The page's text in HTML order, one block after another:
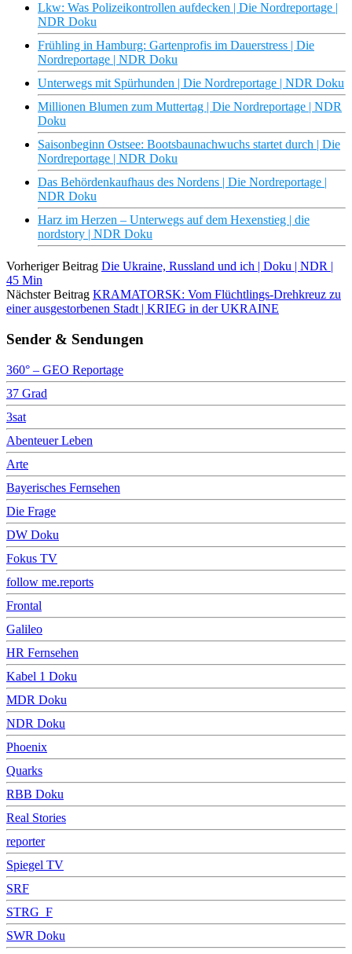
Lkw: Was Polizeikontrollen aufdecken | Die Nordreportage |
NDR Doku
Frühling in Hamburg: Gartenprofis im Dauerstress | Die
Nordreportage | NDR Doku
Unterwegs mit Spürhunden | Die Nordreportage | NDR Doku
Millionen Blumen zum Muttertag | Die Nordreportage | NDR
Doku
Saisonbeginn Ostsee: Bootsbaunachwuchs startet durch | Die
Nordreportage | NDR Doku
Das Behördenkaufhaus des Nordens | Die Nordreportage |
NDR Doku
Harz im Herzen – Unterwegs auf dem Hexenstieg | die
nordstory | NDR Doku
Vorheriger Beitrag Die Ukraine, Russland und ich | Doku | NDR |
45 Min
Nächster Beitrag KRAMATORSK: Vom Flüchtlings-Drehkreuz zu
einer ausgestorbenen Stadt | KRIEG in der UKRAINE
Sender & Sendungen
360° – GEO Reportage
37 Grad
3sat
Abenteuer Leben
Arte
Bayerisches Fernsehen
Die Frage
DW Doku
Fokus TV
follow me.reports
Frontal
Galileo
HR Fernsehen
Kabel 1 Doku
MDR Doku
NDR Doku
Phoenix
Quarks
RBB Doku
Real Stories
reporter
Spiegel TV
SRF
STRG_F
SWR Doku